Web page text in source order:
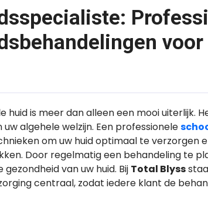
huid is meer dan alleen een mooi uiterlijk.
algehele welzijn. Een professionele
om uw huid optimaal te verzorgen
Door regelmatig een behandeling te
van uw huid. Bij Total Blyss
centraal, zodat iedere klant de